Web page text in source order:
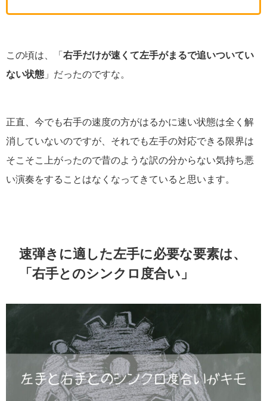
この頃は、「 右手だけが速くて左手がまるで追いついてい
ない状態 」だったのですな。
正直、今でも右手の速度の方がはるかに速い状態は全く解
消していないのですが、それでも左手の対応できる限界は
そこそこ上がったので昔のような訳の分からない気持ち悪
い演奏をすることはなくなってきていると思います。
速弾きに適した左手に必要な要素は、
「右手とのシンクロ度合い」